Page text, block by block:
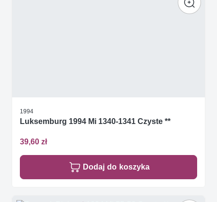
1994
Luksemburg 1994 Mi 1340-1341 Czyste **
39,60 zł
Dodaj do koszyka